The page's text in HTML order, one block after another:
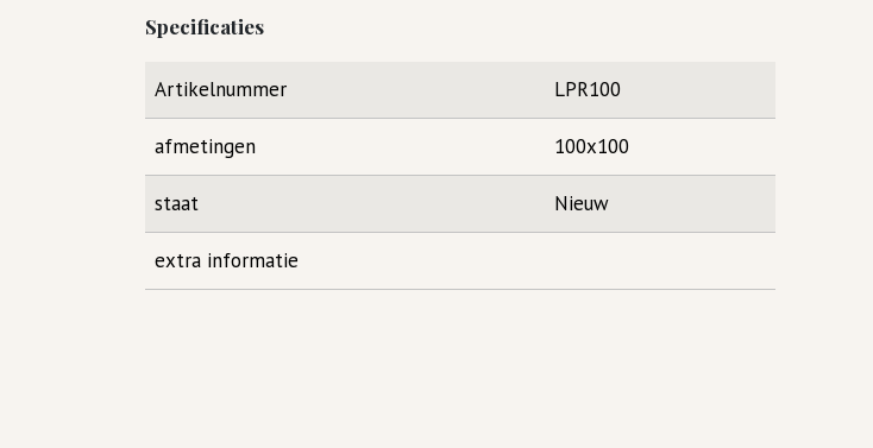
Specificaties
Artikelnummer LPR100
afmetingen 100x100
staat Nieuw
extra informatie